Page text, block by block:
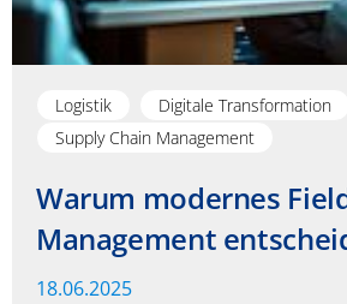
Logistik
Digitale Transformation
Supply Chain Management
Warum modernes
Management
18.06.2025